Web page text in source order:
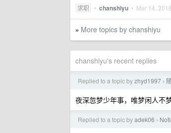
求职 • chanshiyu • Mar 14, 2018
» More topics by chanshiyu
chanshiyu's recent replies
Replied to a topic byzhyd1997 ›
夜深忽梦少年事，唯梦闲人不
Replied to a topic byadek06 ›